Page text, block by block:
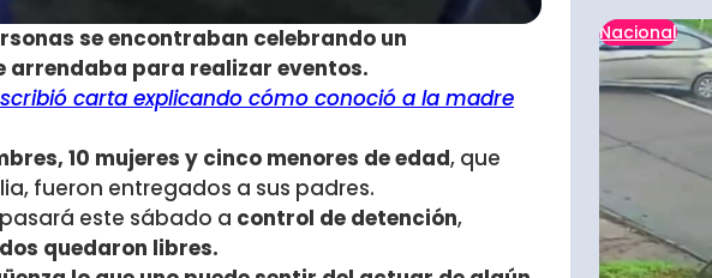
se encontraban celebrando un
arrendaba para realizar eventos.
carta explicando cómo conoció a la madre
10 mujeres y cinco menores de edad, que
fueron entregados a sus padres.
este sábado a control de detención,
quedaron libres.
Nacional